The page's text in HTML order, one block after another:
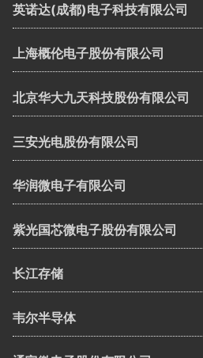
英诺达(成都)电子科技有限公司
上海概伦电子股份有限公司
北京华大九天科技股份有限公司
三安光电股份有限公司
华润微电子有限公司
紫光国芯微电子股份有限公司
长江存储
韦尔半导体